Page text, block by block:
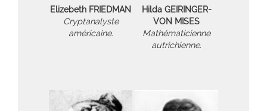
Elizebeth FRIEDMAN
Cryptanalyste
américaine.
Hilda GEIRINGER-
VON MISES
Mathématicienne
autrichienne.